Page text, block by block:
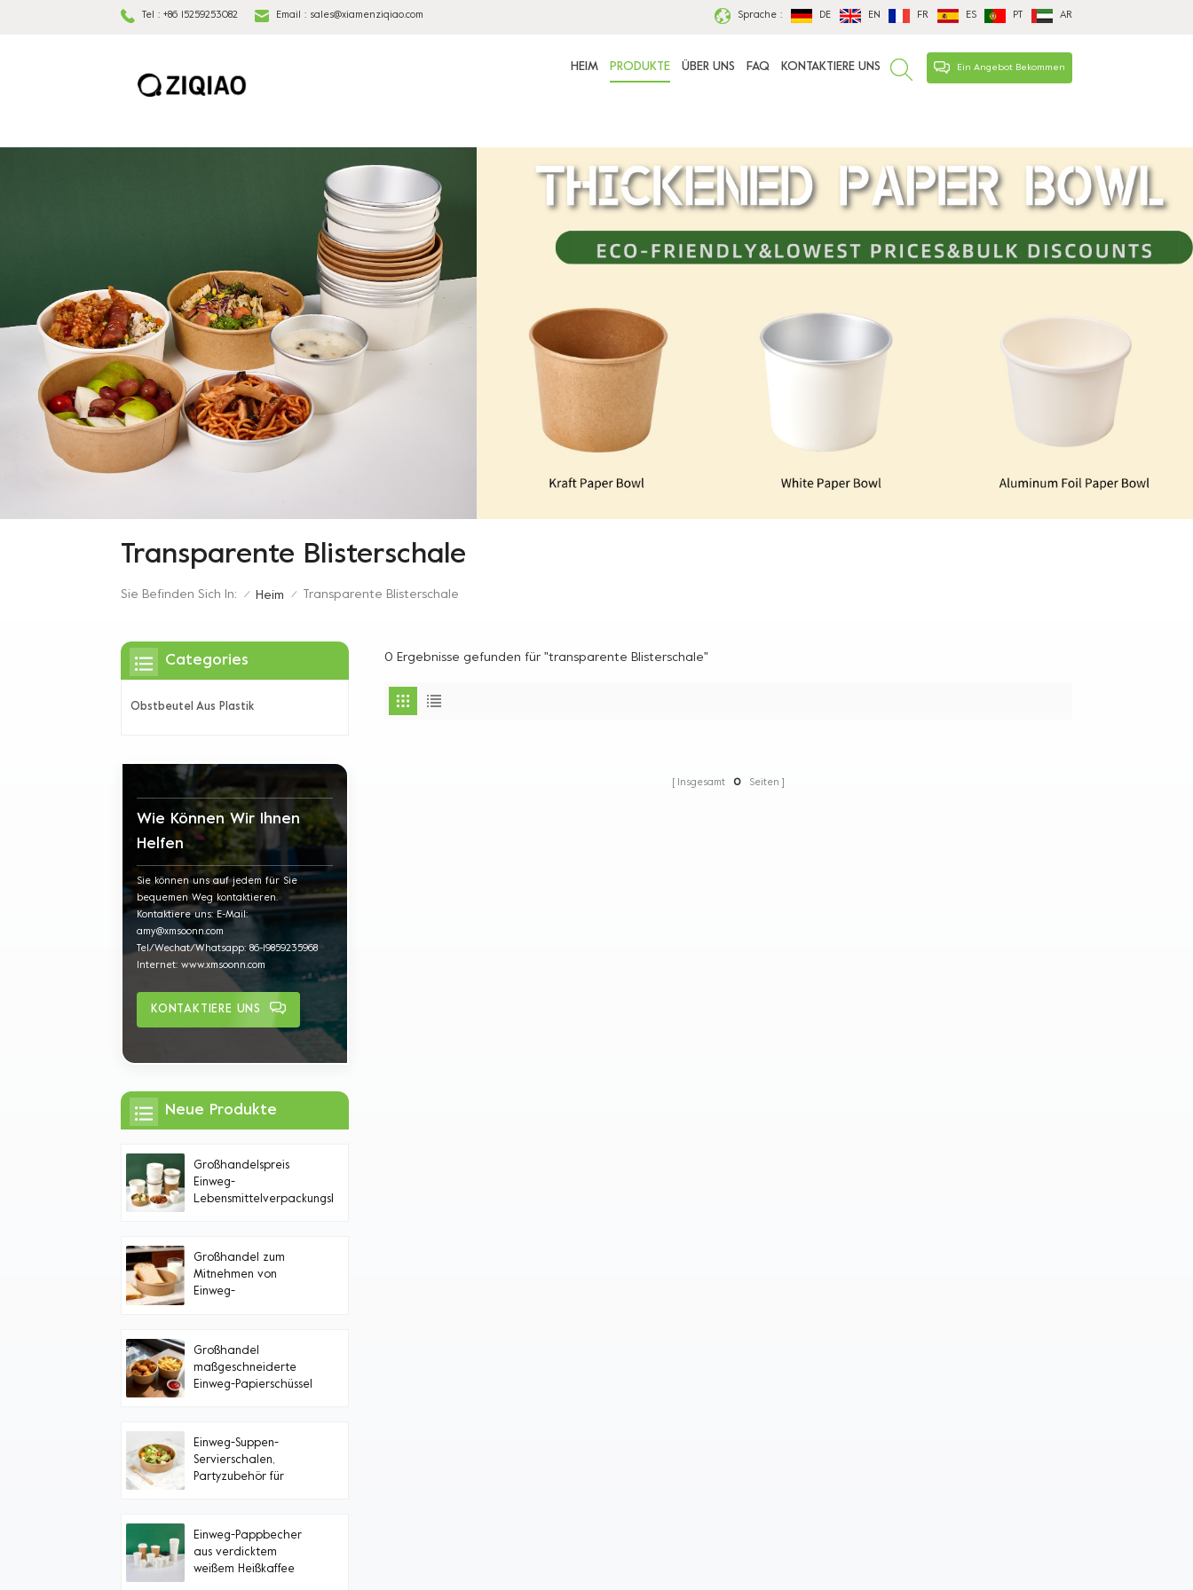
Tel : +86 15259253082 Email : sales@xiamenziqiao.com Sprache : DE EN FR ES PT AR
Ein Angebot Bekommen
HEIM PRODUKTE ÜBER UNS FAQ KONTAKTIERE UNS
Transparente Blisterschale
Sie Befinden Sich In: / Heim / Transparente Blisterschale
0 Ergebnisse gefunden für "transparente Blisterschale"
Insgesamt 0 Seiten
Categories
Obstbeutel Aus Plastik
Wie Können Wir Ihnen
Helfen
Sie können uns auf jedem für Sie
bequemen Weg kontaktieren.
Kontaktiere uns: E-Mail:
amy@xmsoonn.com
Tel/Wechat/Whatsapp: 86-19859235968
Internet: www.xmsoonn.com
KONTAKTIERE UNS
Neue Produkte
Großhandelspreis
Einweg-
Lebensmittelverpackungsbehälter
Großhandel zum
Mitnehmen von
Einweg-
Großhandel
maßgeschneiderte
Einweg-Papierschüssel
Einweg-Suppen-
Servierschalen,
Partyzubehör für
Einweg-Pappbecher
aus verdicktem
weißem Heißkaffee